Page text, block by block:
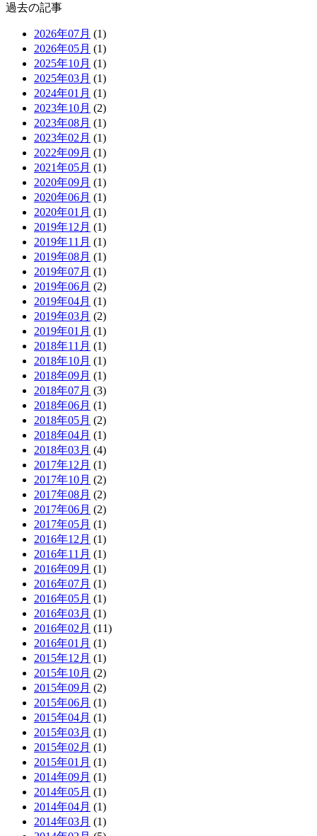
過去の記事
2026年07月 (1)
2026年05月 (1)
2025年10月 (1)
2025年03月 (1)
2024年01月 (1)
2023年10月 (2)
2023年08月 (1)
2023年02月 (1)
2022年09月 (1)
2021年05月 (1)
2020年09月 (1)
2020年06月 (1)
2020年01月 (1)
2019年12月 (1)
2019年11月 (1)
2019年08月 (1)
2019年07月 (1)
2019年06月 (2)
2019年04月 (1)
2019年03月 (2)
2019年01月 (1)
2018年11月 (1)
2018年10月 (1)
2018年09月 (1)
2018年07月 (3)
2018年06月 (1)
2018年05月 (2)
2018年04月 (1)
2018年03月 (4)
2017年12月 (1)
2017年10月 (2)
2017年08月 (2)
2017年06月 (2)
2017年05月 (1)
2016年12月 (1)
2016年11月 (1)
2016年09月 (1)
2016年07月 (1)
2016年05月 (1)
2016年03月 (1)
2016年02月 (11)
2016年01月 (1)
2015年12月 (1)
2015年10月 (2)
2015年09月 (2)
2015年06月 (1)
2015年04月 (1)
2015年03月 (1)
2015年02月 (1)
2015年01月 (1)
2014年09月 (1)
2014年05月 (1)
2014年04月 (1)
2014年03月 (1)